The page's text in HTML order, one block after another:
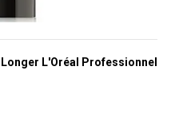
L'Oréal Professionnel